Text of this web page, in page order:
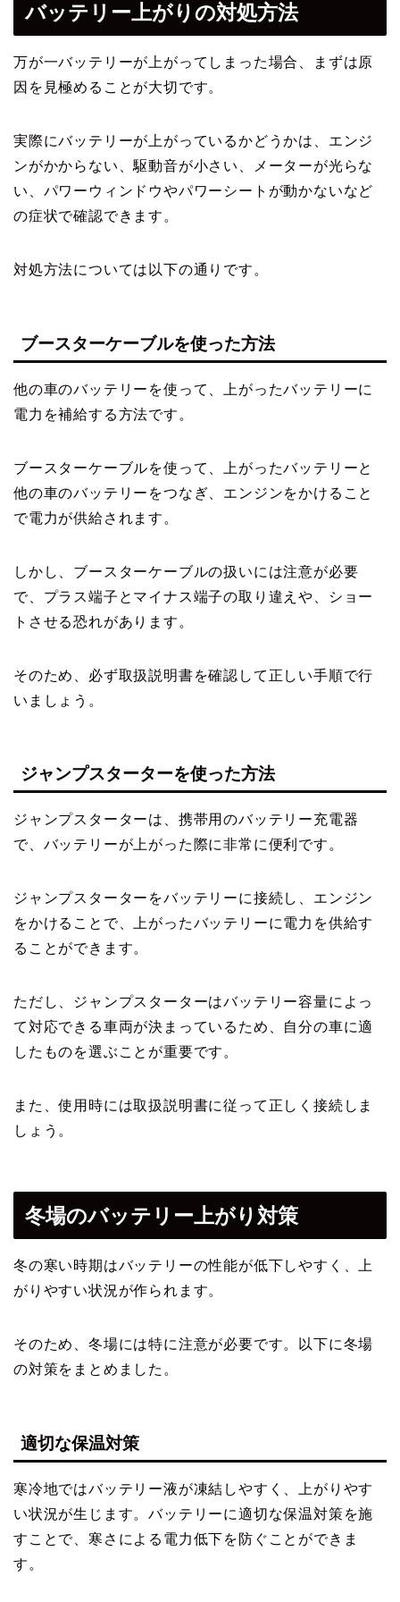
バッテリー上がりの対処方法
万が一バッテリーが上がってしまった場合、まずは原
因を見極めることが大切です。
実際にバッテリーが上がっているかどうかは、エンジ
ンがかからない、駆動音が小さい、メーターが光らな
い、パワーウィンドウやパワーシートが動かないなど
の症状で確認できます。
対処方法については以下の通りです。
ブースターケーブルを使った方法
他の車のバッテリーを使って、上がったバッテリーに
電力を補給する方法です。
ブースターケーブルを使って、上がったバッテリーと
他の車のバッテリーをつなぎ、エンジンをかけること
で電力が供給されます。
しかし、ブースターケーブルの扱いには注意が必要
で、プラス端子とマイナス端子の取り違えや、ショー
トさせる恐れがあります。
そのため、必ず取扱説明書を確認して正しい手順で行
いましょう。
ジャンプスターターを使った方法
ジャンプスターターは、携帯用のバッテリー充電器
で、バッテリーが上がった際に非常に便利です。
ジャンプスターターをバッテリーに接続し、エンジン
をかけることで、上がったバッテリーに電力を供給す
ることができます。
ただし、ジャンプスターターはバッテリー容量によっ
て対応できる車両が決まっているため、自分の車に適
したものを選ぶことが重要です。
また、使用時には取扱説明書に従って正しく接続しま
しょう。
冬場のバッテリー上がり対策
冬の寒い時期はバッテリーの性能が低下しやすく、上
がりやすい状況が作られます。
そのため、冬場には特に注意が必要です。以下に冬場
の対策をまとめました。
適切な保温対策
寒冷地ではバッテリー液が凍結しやすく、上がりやす
い状況が生じます。バッテリーに適切な保温対策を施
すことで、寒さによる電力低下を防ぐことができま
す。